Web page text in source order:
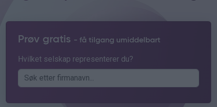
Prøv gratis - få tilgang umiddelbart
Hvilket selskap representerer du?